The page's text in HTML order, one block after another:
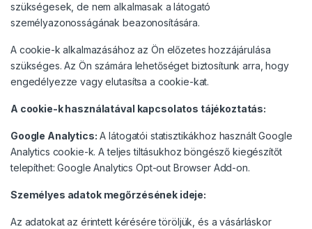
szükségesek, de nem alkalmasak a látogató
személyazonosságának beazonosítására.
A cookie-k alkalmazásához az Ön előzetes hozzájárulása
szükséges. Az Ön számára lehetőséget biztosítunk arra, hogy
engedélyezze vagy elutasítsa a cookie-kat.
A cookie-k használatával kapcsolatos tájékoztatás:
Google Analytics: A látogatói statisztikákhoz használt Google
Analytics cookie-k. A teljes tiltásukhoz böngésző kiegészítőt
telepíthet:Google Analytics Opt-out Browser Add-on.
Személyes adatok megőrzésének ideje:
Az adatokat az érintett kérésére töröljük, és a vásárláskor